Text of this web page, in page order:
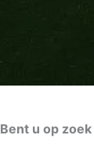
Bent u op